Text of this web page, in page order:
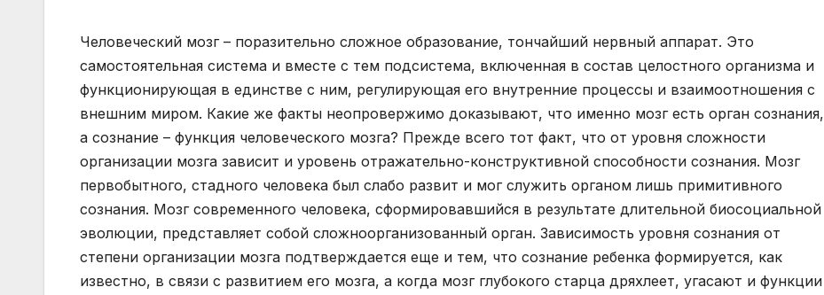
Человеческий мозг – поразительно сложное образование, тончайший нервный аппарат. Это
самостоятельная система и вместе с тем подсистема, включенная в состав целостного организма и
функционирующая в единстве с ним, регулирующая его внутренние процессы и взаимоотношения с
внешним миром. Какие же факты неопровержимо доказывают, что именно мозг есть орган сознания,
а сознание – функция человеческого мозга? Прежде всего тот факт, что от уровня сложности
организации мозга зависит и уровень отражательно-конструктивной способности сознания. Мозг
первобытного, стадного человека был слабо развит и мог служить органом лишь примитивного
сознания. Мозг современного человека, сформировавшийся в результате длительной биосоциальной
эволюции, представляет собой сложноорганизованный орган. Зависимость уровня сознания от
степени организации мозга подтверждается еще и тем, что сознание ребенка формируется, как
известно, в связи с развитием его мозга, а когда мозг глубокого старца дряхлеет, угасают и функции